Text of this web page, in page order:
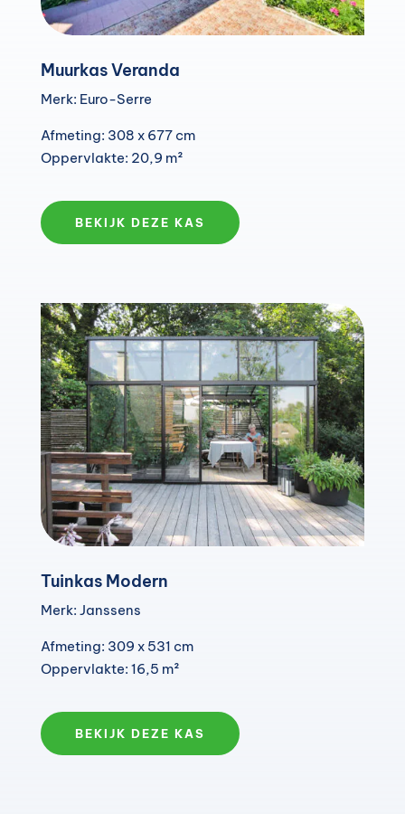
Muurkas Veranda
Merk: Euro-Serre
Afmeting: 308 x 677 cm
Oppervlakte: 20,9 m²
BEKIJK DEZE KAS
Tuinkas Modern
Merk: Janssens
Afmeting: 309 x 531 cm
Oppervlakte: 16,5 m²
BEKIJK DEZE KAS